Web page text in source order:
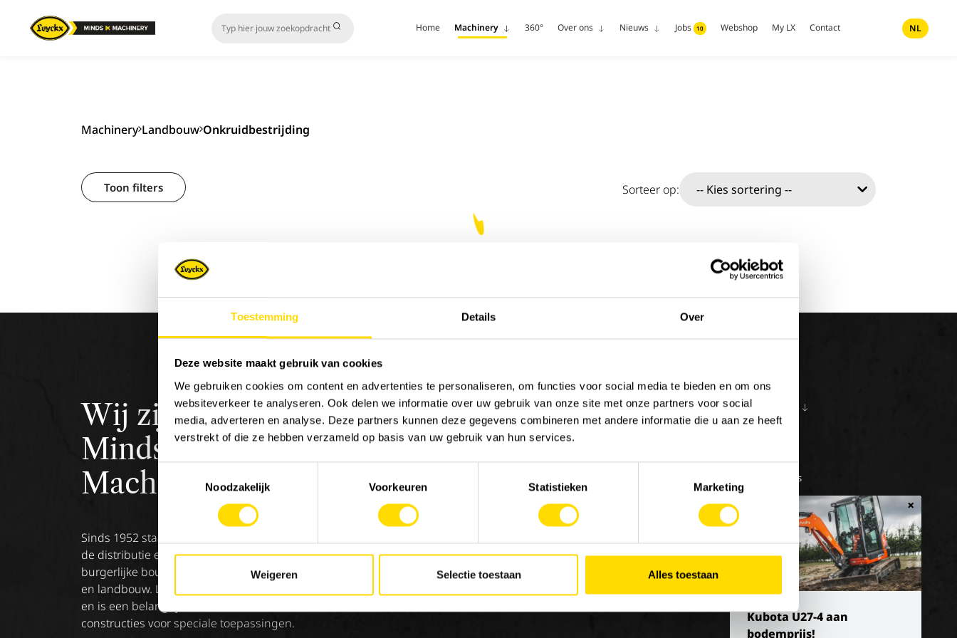
Toestemming Details Over
Deze website maakt gebruik van cookies
We gebruiken cookies om content en advertenties te personaliseren, om functies voor social media te bieden en om ons
websiteverkeer te analyseren. Ook delen we informatie over uw gebruik van onze site met onze partners voor social
media, adverteren en analyse. Deze partners kunnen deze gegevens combineren met andere informatie die u aan ze heeft
verstrekt of die ze hebben verzameld op basis van uw gebruik van hun services.
Noodzakelijk
Voorkeuren Statistieken Marketing
Weigeren Selectie toestaan Alles toestaan
Home Machinery 360° Over ons Nieuws Jobs 10 Webshop My LX Contact NL
Machinery Landbouw Onkruidbestrijding
Toon filters Sorteer op:
×
Kubota U27-4 aan
bodemprijs!
Wij zijnLuyckx,
Minds &
Machinery.
Sinds 1952 staat Luyckx bekend als specialist in
de distributie en service van machines voor de
burgerlijke bouwkunde, goederenbehandeling
en landbouw. Luyckx verdeelt enkel topmerken
en is een belangrijke referentie in de sector van
constructies voor speciale toepassingen.
MACHINERY
Onze merken
LX Used Equipment
Verhuurpartners
JOBS 10 OVER ONS
Geschiedenis